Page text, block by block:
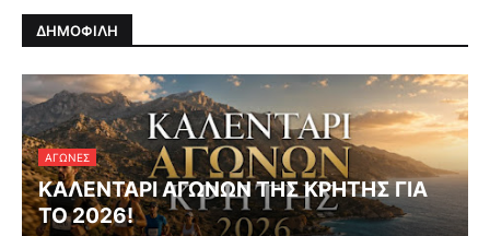
ΔΗΜΟΦΙΛΗ
ΑΓΏΝΕΣ
ΚΑΛΕΝΤΑΡΙ ΑΓΩΝΩΝ ΤΗΣ ΚΡΗΤΗΣ ΓΙΑ
ΤΟ 2026!